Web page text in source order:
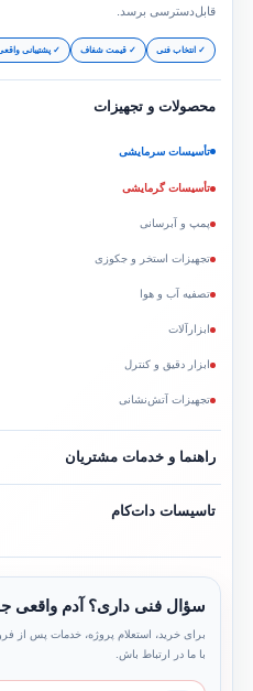
قابل‌دسترسی برسد.
✓ انتخاب فنی ✓ قیمت شفاف ✓ پشتیبانی
محصولات و تجهیزات
تأسیسات سرمایشی
تأسیسات گرمایشی
پمپ و آبرسانی
تجهیزات استخر و جکوزی
تصفیه آب و هوا
ابزارآلات
ابزار دقیق و کنترل
تجهیزات آتش‌نشانی
راهنما و خدمات مشتریان
تاسیسات دات‌کام
سؤال فنی داری؟ آدم واقعی
برای خرید، استعلام پروژه، خدمات پس از
با ما در ارتباط باش.